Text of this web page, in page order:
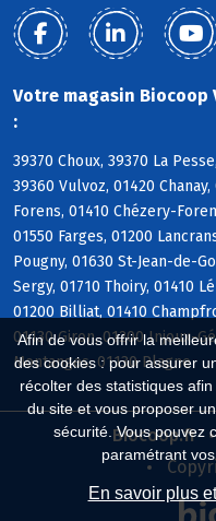
Afin de vous offrir la
des cookies : pour assurer
récolter des statistiques
du site et vous proposer
sécurité. Vous pouvez
paramétrant
En savoir plus
Votre magasin Biocoop
:
39370 Choux, 39370 La
39360 Vulvoz, 01420
Forens, 01410 Chézery-
01550 Farges, 01200
Pougny, 01630 St-Jean-de-
Sergy, 01710 Thoiry, 01410
01200 Billiat, 01410
01130 Giron, 01200 Injoux-
Montanges, 01130 Plagne
Biocoop.fr